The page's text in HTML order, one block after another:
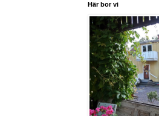
Här bor vi